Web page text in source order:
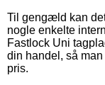
Til gengæld kan
nogle enkelte
Fastlock Uni
din handel, så
pris.